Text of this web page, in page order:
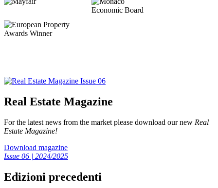
Real Estate Magazine
For the latest news from the market please download our new Real
Estate Magazine!
Download magazine
Issue 06 | 2024/2025
Edizioni precedenti